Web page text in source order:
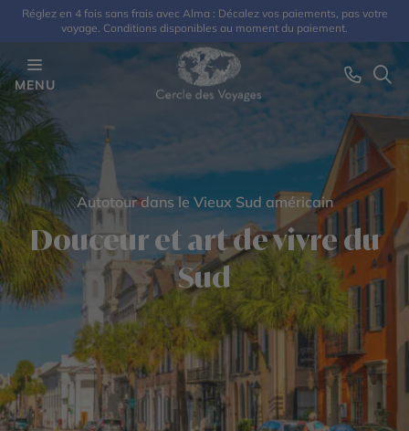
Réglez en 4 fois sans frais avec Alma : Décalez vos paiements, pas votre
voyage. Conditions disponibles au moment du paiement.
MENU
Autotour dans le Vieux Sud américain
Douceur et art de vivre du
Sud